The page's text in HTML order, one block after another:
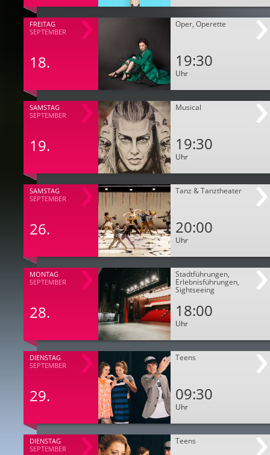
FREITAG
SEPTEMBER
18.
Oper, Operette
19:30
Uhr
SAMSTAG
SEPTEMBER
19.
Musical
19:30
Uhr
SAMSTAG
SEPTEMBER
26.
Tanz & Tanztheater
20:00
Uhr
MONTAG
SEPTEMBER
28.
Stadtführungen,
Erlebnisführungen,
Sightseeing
18:00
Uhr
DIENSTAG
SEPTEMBER
29.
Teens
09:30
Uhr
DIENSTAG
SEPTEMBER
Teens